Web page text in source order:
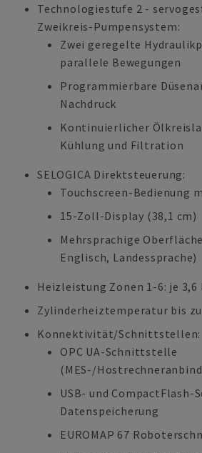
Technologiestufe 2 -
Zweikreis-Pumpensystem:
Zwei geregelte
parallele Bewegungen
Programmierbare
Nachdruck
Kontinuierlicher
Kühlung und Filtration
SELOGICA Direktsteuerung:
Touchscreen-Bedienung
15-Zoll-Display (38,1 cm)
Mehrsprachige
Englisch, Landessprache)
Heizleistung Zonen 1-6: je 3,6
Zylinderheiztemperatur bis zu
Konnektivität/Schnittstellen:
OPC UA-Schnittstelle
(MES-/
USB- und
Datenspeicherung
EUROMAP 67